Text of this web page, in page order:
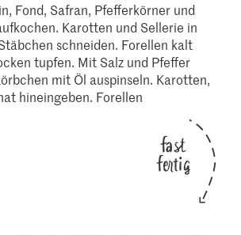
Fond, Safran, Pfefferkörner und
Karotten und Sellerie in
schneiden. Forellen kalt
tupfen. Mit Salz und Pfeffer
mit Öl auspinseln. Karotten,
hineingeben. Forellen
fast
fertig